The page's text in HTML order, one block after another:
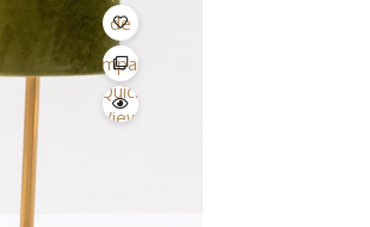
de
Desejo
Comparar
Quick
View